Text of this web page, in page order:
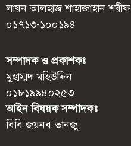
লায়ন আলহাজ শাহাজাহান শরীফ
০১৭১৩-১০০১৯৪
সম্পাদক ও প্রকাশকঃ
মুহাম্মদ মহিউদ্দিন
০১৮১৯৯৪০২৫৩
আইন বিষয়ক সম্পাদকঃ
বিবি জয়নব তানজু